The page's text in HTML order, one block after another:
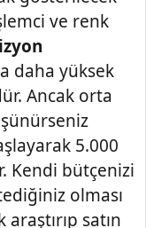
ve renk
daha yüksek
Ancak orta
5.000
Kendi bütçenizi
olması
satın